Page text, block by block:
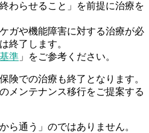
わらせること」を前提に治療を
ガや機能障害に対する治療が必
終了します。
準 」をご参考ください。
険での治療も終了となります。
メンテナンス移行をご提案する
ら通う」のではありません。